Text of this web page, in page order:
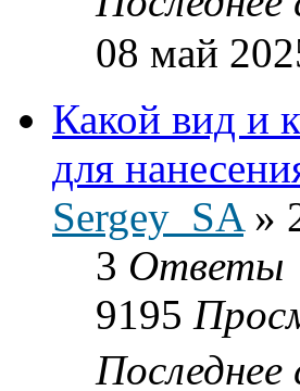
08 май
Какой вид и
для
Sergey_SA»
3 Ответы
9195